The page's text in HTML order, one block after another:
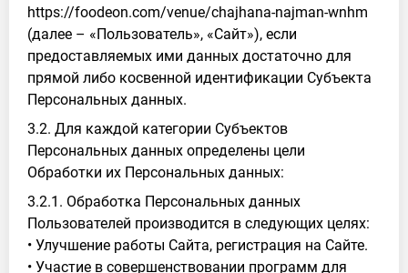
https://foodeon.com/venue/chajhana-najman-wnhm
(далее – «Пользователь», «Сайт»), если
предоставляемых ими данных достаточно для
прямой либо косвенной идентификации Субъекта
Персональных данных.
3.2. Для каждой категории Субъектов
Персональных данных определены цели
Обработки их Персональных данных:
3.2.1. Обработка Персональных данных
Пользователей производится в следующих целях:
• Улучшение работы Сайта, регистрация на Сайте.
• Участие в совершенствовании программ для